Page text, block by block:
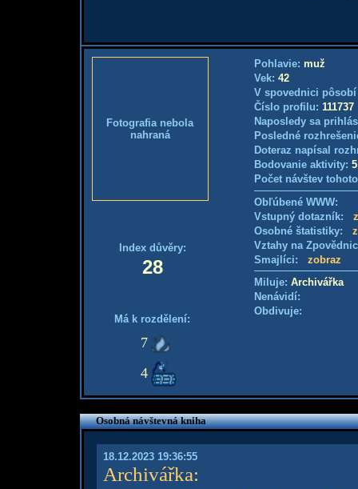
Fotografia nebola
nahraná
Index důvěry:
28
Má k rozdělení:
7
4
Pohlavie: muž
Vek: 42
V spovednici
Číslo profilu: 111737
Naposledy sa
Posledné
Doteraz napísal
Bodovanie aktivity:
Počet návštev
Obľúbené WWW:
Vstupný dotazník:
Osobné štatistiky:
Vztahy na
Smajlíci: zobraz
Miluje: Archivářka
Nenávidí:
Obdivuje:
Osobná návštevná kniha
18.12.2023 19:36:55
Archivářka: